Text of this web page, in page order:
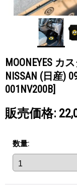
MOONEYES カ
NISSAN (日産)
001NV200B]
販売価格:
数量: